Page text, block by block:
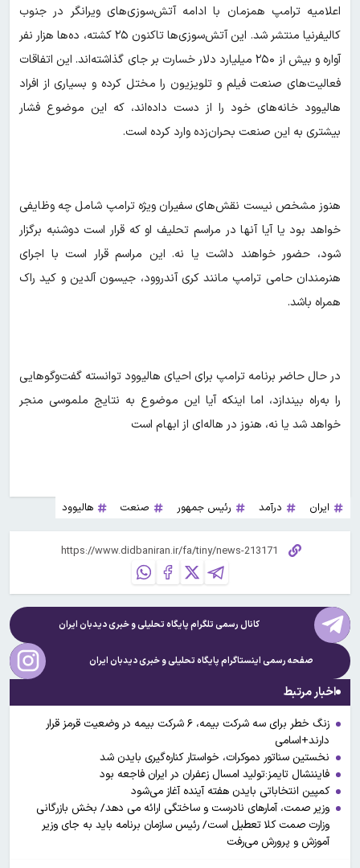
اعلامیه ترامپ همزمان با ادامه آتش‌سوزی‌های ویرانگر در جنوب
کالیفرنیا منتشر شد. این آتش‌سوزی‌ها تاکنون ۲۵ کشته، ده‌ها هزار نفر
آواره و بیش از ۲۵۰ میلیارد دلار خسارت بر جای گذاشته‌اند. این اتفاقات
فعالیت‌های صنعت فیلم و تلویزیون را مختل کرده و بسیاری از افراد
هالیوود خانه‌های خود را از دست داده‌اند، که این موضوع فشار
بیشتری به این صنعت بحران‌زده وارد کرده است.
هنوز مشخص نیست نقش‌های سفیران ویژه ترامپ شامل چه وظایفی
خواهد بود یا آیا آنها در مراسم تحلیف او که قرار است دوشنبه برگزار
شود، حضور خواهند داشت یا نه. این مراسم قرار است با اجرای
هنرمندان حامی ترامپ مانند کری آندروود، جیسون آلدین و کید راک
همراه باشد.
در حال حاضر برنامه ترامپ برای احیای هالیوود توانسته گفت‌و‌گو‌هایی
را به‌راه بیندازد، اما اینکه آیا این موضوع به نتایج ملموسی منجر
خواهد شد یا نه، هنوز در هاله‌ای از ابهام است
ایران درآمد رئیس جمهور صنعت هالیوود
کانال رسمی تلگرام پایگاه تحلیلی و خبریدیدبان ایران
صفحه رسمی اینستاگرام پایگاه تحلیلی و خبریدیدبان ایران
اخبار مرتبط
زنگ خطر برای سه شرکت بیمه، ۶ شرکت بیمه در وضعیت قرمز قرار
دارند+اسامی
نخستین سناتور دموکرات، خواستار کناره‌گیری بایدن شد
فایننشال تایمز:تولید امسال زعفران در ایران فاجعه بود
کمپین انتخاباتی بایدن هفته آینده آغاز می‌شود
وزیر صمت، آمارهای نادرست و ساختگی ارائه می دهد/ بخش بازرگانی
وزارت صمت کلا تعطیل است/ رئیس سازمان برنامه باید به جای وزیر
آموزش و پرورش می‌رفت